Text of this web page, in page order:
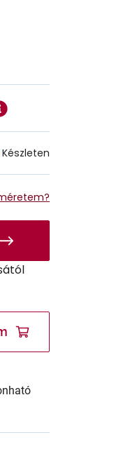
Készleten